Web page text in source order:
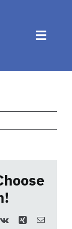
Toggle
Vk Xing Email